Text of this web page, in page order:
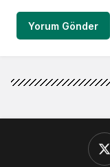
Yorum Gönder